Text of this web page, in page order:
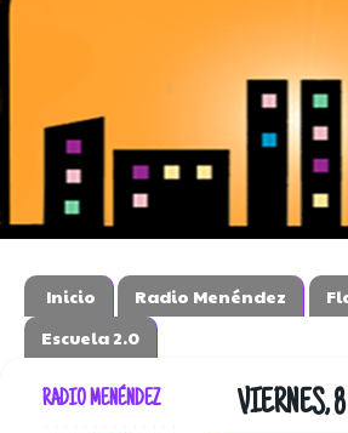
Inicio Radio Menéndez
Escuela 2.0
VIERNES,
RADIO MENÉNDEZ